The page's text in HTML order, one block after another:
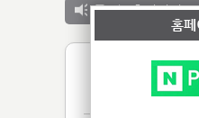
공 지 :출력서비스
홈